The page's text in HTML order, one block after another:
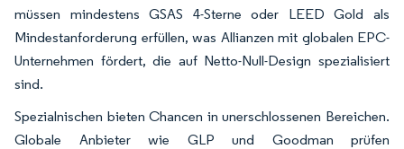
müssen mindestens GSAS 4-Sterne oder LEED Gold als
Mindestanforderung erfüllen, was Allianzen mit globalen EPC-
Unternehmen fördert, die auf Netto-Null-Design spezialisiert
sind.
Spezialnischen bieten Chancen in unerschlossenen Bereichen.
Globale Anbieter wie GLP und Goodman prüfen